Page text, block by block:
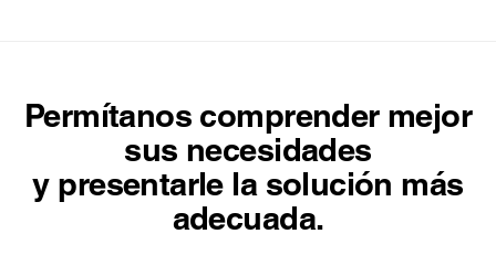
Permítanos comprender mejor
sus necesidades
y presentarle la solución más
adecuada.